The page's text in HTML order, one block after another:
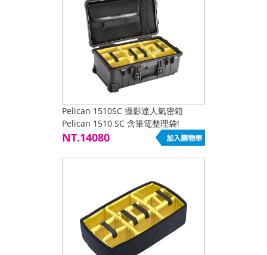
Pelican 1510SC 攝影達人氣密箱
Pelican 1510 SC 含筆電整理袋!
NT.14080